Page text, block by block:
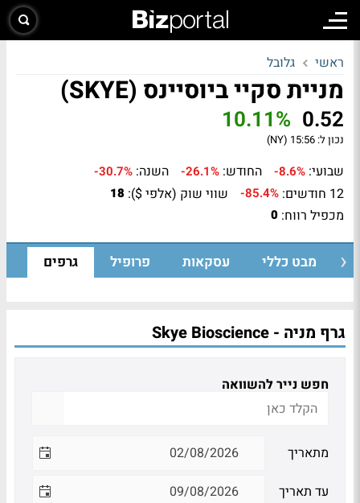
ראשי גלובל
מניית סקיי ביוסיינס (SKYE)
0.52
10.11%
נכון ל: 15:56 (NY)
שבועי: -8.6% החודש: -26.1% השנה: -30.7%
12 חודשים: -85.4% שווי שוק (אלפי $): 18
מכפיל רווח: 0
מבט כללי עסקאות פרופיל גרפים
גרף מניה - Skye Bioscience
חפש נייר להשוואה
מתאריך
עד תאריך